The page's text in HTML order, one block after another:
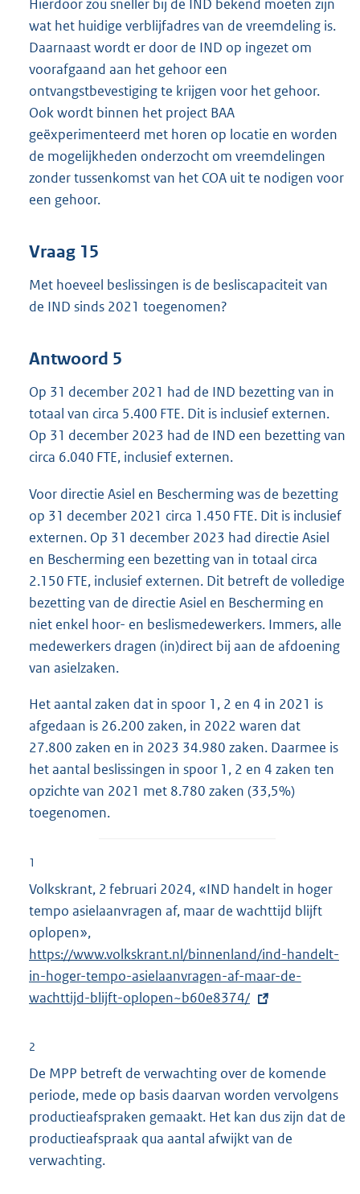
Hierdoor zou sneller bij de IND bekend moeten zijn
wat het huidige verblijfadres van de vreemdeling is.
Daarnaast wordt er door de IND op ingezet om
voorafgaand aan het gehoor een
ontvangstbevestiging te krijgen voor het gehoor.
Ook wordt binnen het project BAA
geëxperimenteerd met horen op locatie en worden
de mogelijkheden onderzocht om vreemdelingen
zonder tussenkomst van het COA uit te nodigen voor
een gehoor.
Vraag 15
Met hoeveel beslissingen is de besliscapaciteit van
de IND sinds 2021 toegenomen?
Antwoord 5
Op 31 december 2021 had de IND bezetting van in
totaal van circa 5.400 FTE. Dit is inclusief externen.
Op 31 december 2023 had de IND een bezetting van
circa 6.040 FTE, inclusief externen.
Voor directie Asiel en Bescherming was de bezetting
op 31 december 2021 circa 1.450 FTE. Dit is inclusief
externen. Op 31 december 2023 had directie Asiel
en Bescherming een bezetting van in totaal circa
2.150 FTE, inclusief externen. Dit betreft de volledige
bezetting van de directie Asiel en Bescherming en
niet enkel hoor- en beslismedewerkers. Immers, alle
medewerkers dragen (in)direct bij aan de afdoening
van asielzaken.
Het aantal zaken dat in spoor 1, 2 en 4 in 2021 is
afgedaan is 26.200 zaken, in 2022 waren dat
27.800 zaken en in 2023 34.980 zaken. Daarmee is
het aantal beslissingen in spoor 1, 2 en 4 zaken ten
opzichte van 2021 met 8.780 zaken (33,5%)
toegenomen.
1
Volkskrant, 2 februari 2024, «IND handelt in hoger
tempo asielaanvragen af, maar de wachttijd blijft
oplopen»,
x
t
e
https://www.volkskrant.nl/binnenland/ind-handelt-
in-hoger-tempo-asielaanvragen-af-maar-de-
wachttijd-blijft-oplopen~b60e8374/
2
De MPP betreft de verwachting over de komende
periode, mede op basis daarvan worden vervolgens
productieafspraken gemaakt. Het kan dus zijn dat de
productieafspraak qua aantal afwijkt van de
verwachting.